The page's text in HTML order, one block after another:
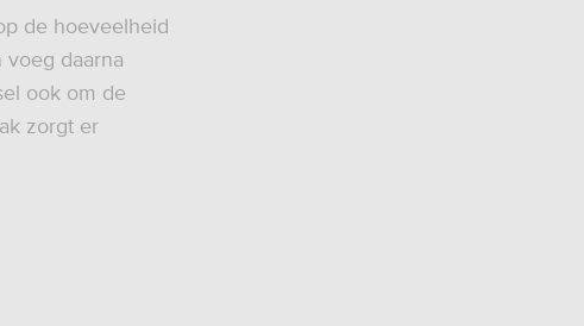
de hoeveelheid
daarna
ook om de
zorgt er